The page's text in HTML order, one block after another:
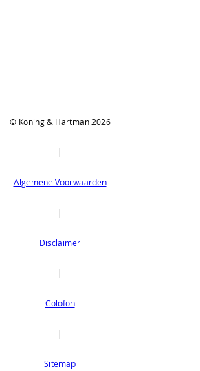
© Koning & Hartman 2026
|
Algemene Voorwaarden
|
Disclaimer
|
Colofon
|
Sitemap